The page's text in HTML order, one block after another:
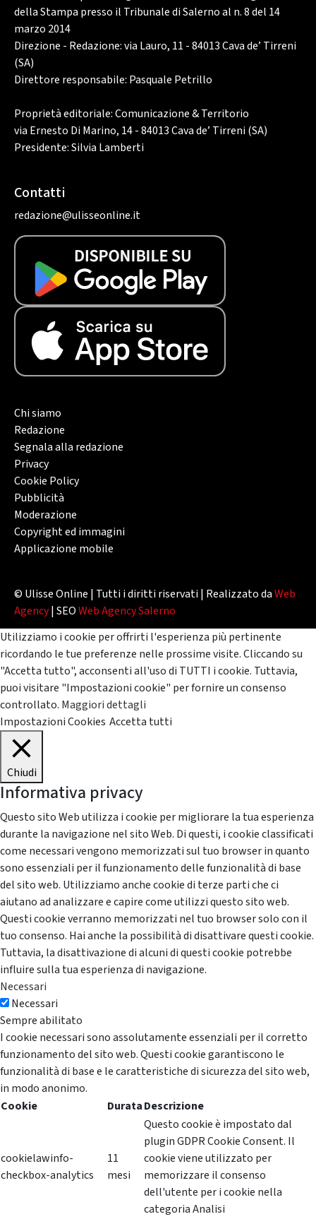
della Stampa presso il Tribunale di Salerno al n. 8 del 14
marzo 2014
Direzione - Redazione: via Lauro, 11 - 84013 Cava de’ Tirreni
(SA)
Direttore responsabile: Pasquale Petrillo
Proprietà editoriale: Comunicazione & Territorio
via Ernesto Di Marino, 14 - 84013 Cava de’ Tirreni (SA)
Presidente: Silvia Lamberti
Contatti
redazione@ulisseonline.it
Chi siamo
Redazione
Segnala alla redazione
Privacy
Cookie Policy
Pubblicità
Moderazione
Copyright ed immagini
Applicazione mobile
© Ulisse Online | Tutti i diritti riservati | Realizzato daWeb
Agency| SEOWeb Agency Salerno
Utilizziamo i cookie per offrirti l'esperienza più pertinente
ricordando le tue preferenze nelle prossime visite. Cliccando su
"Accetta tutto", acconsenti all'uso di TUTTI i cookie. Tuttavia,
puoi visitare "Impostazioni cookie" per fornire un consenso
controllato. Maggiori dettagli
Impostazioni Cookies Accetta tutti
Chiudi
Informativa privacy
Questo sito Web utilizza i cookie per migliorare la tua esperienza
durante la navigazione nel sito Web. Di questi, i cookie classificati
come necessari vengono memorizzati sul tuo browser in quanto
sono essenziali per il funzionamento delle funzionalità di base
del sito web. Utilizziamo anche cookie di terze parti che ci
aiutano ad analizzare e capire come utilizzi questo sito web.
Questi cookie verranno memorizzati nel tuo browser solo con il
tuo consenso. Hai anche la possibilità di disattivare questi cookie.
Tuttavia, la disattivazione di alcuni di questi cookie potrebbe
influire sulla tua esperienza di navigazione.
Necessari
Necessari
Sempre abilitato
I cookie necessari sono assolutamente essenziali per il corretto
funzionamento del sito web. Questi cookie garantiscono le
funzionalità di base e le caratteristiche di sicurezza del sito web,
in modo anonimo.
Cookie
DurataDescrizione
cookielawinfo-
checkbox-analytics
11
mesi
Questo cookie è impostato dal
plugin GDPR Cookie Consent. Il
cookie viene utilizzato per
memorizzare il consenso
dell'utente per i cookie nella
categoria Analisi